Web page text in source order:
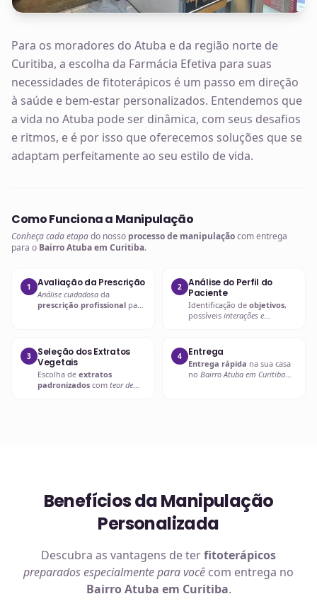
Para os moradores do Atuba e da região norte de
Curitiba, a escolha da Farmácia Efetiva para suas
necessidades de fitoterápicos é um passo em direção
à saúde e bem-estar personalizados. Entendemos que
a vida no Atuba pode ser dinâmica, com seus desafios
e ritmos, e é por isso que oferecemos soluções que se
adaptam perfeitamente ao seu estilo de vida.
Como Funciona a Manipulação
Conheça cada etapado nosso processo de manipulaçãocom entrega
para o Bairro Atuba em Curitiba.
1 Avaliação da Prescrição
Análise cuidadosa da
prescrição profissional para
2
Análise do Perfil do
Paciente
Identificação de objetivos,
possíveis interações e
3
Seleção dos Extratos
Vegetais
Escolha de extratos
padronizados com teor de
4 Entrega
Entrega rápida na sua casa
no Bairro Atuba em Curitiba
Benefícios da Manipulação
Personalizada
Descubra as vantagens de terfitoterápicos
preparados especialmente para você com entrega no
Bairro Atuba em Curitiba.